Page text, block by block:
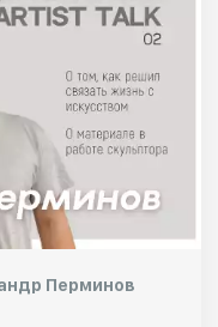
Перминов